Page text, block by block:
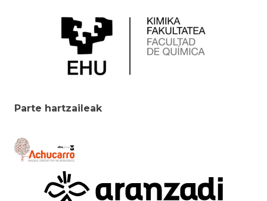
Parte hartzaileak